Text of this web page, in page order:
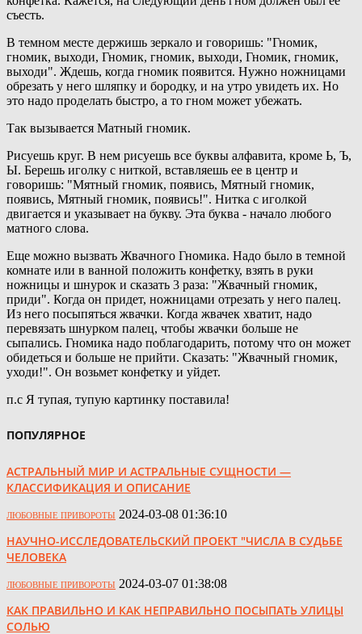
съесть.
В темном месте держишь зеркало и говоришь: "Гномик,
гномик, выходи, Гномик, гномик, выходи, Гномик, гномик,
выходи". Ждешь, когда гномик появится. Нужно ножницами
обрезать у него шляпку и бородку, и на утро увидеть их. Но
это надо проделать быстро, а то гном может убежать.
Так вызывается Матный гномик.
Рисуешь круг. В нем рисуешь все буквы алфавита, кроме Ь, Ъ,
Ы. Берешь иголку с ниткой, вставляешь ее в центр и
говоришь: "Мятный гномик, появись, Мятный гномик,
появись, Мятный гномик, появись!". Нитка с иголкой
двигается и указывает на букву. Эта буква - начало любого
матного слова.
Еще можно вызвать Жвачного Гномика. Надо было в темной
комнате или в ванной положить конфетку, взять в руки
ножницы и шнурок и сказать 3 раза: "Жвачный гномик,
приди". Когда он придет, ножницами отрезать у него палец.
Из него посыпяться жвачки. Когда жвачек хватит, надо
перевязать шнурком палец, чтобы жвачки больше не
сыпались. Гномика надо поблагодарить, потому что он может
обидеться и больше не прийти. Сказать: "Жвачный гномик,
уходи!". Он возьмет конфетку и уйдет.
п.с Я тупая, тупую картинку поставила!
ПОПУЛЯРНОЕ
АСТРАЛЬНЫЙ МИР И АСТРАЛЬНЫЕ СУЩНОСТИ —
КЛАССИФИКАЦИЯ И ОПИСАНИЕ
ЛЮБОВНЫЕ ПРИВОРОТЫ 2024-03-08 01:36:10
НАУЧНО-ИССЛЕДОВАТЕЛЬСКИЙ ПРОЕКТ "ЧИСЛА В СУДЬБЕ
ЧЕЛОВЕКА
ЛЮБОВНЫЕ ПРИВОРОТЫ 2024-03-07 01:38:08
КАК ПРАВИЛЬНО И КАК НЕПРАВИЛЬНО ПОСЫПАТЬ УЛИЦЫ
СОЛЬЮ